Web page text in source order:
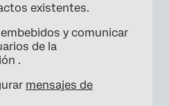
existentes.
y comunicar
de la
.
mensajes de